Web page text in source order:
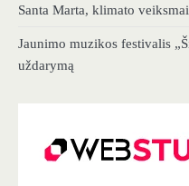
Santa Marta, klimato
Jaunimo muzikos festivalis
uždarymą